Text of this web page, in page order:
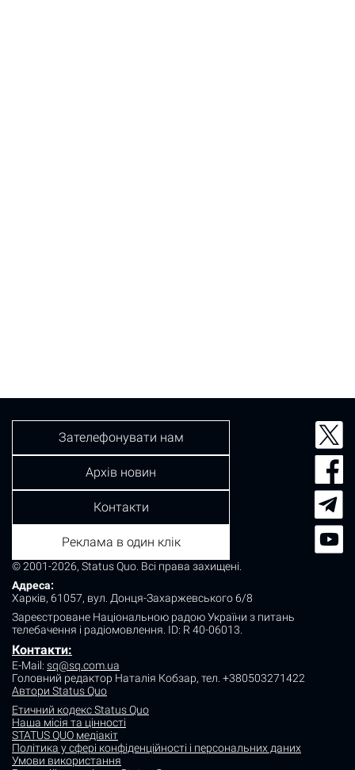
© 2001-2026, Status Quo. Всі права захищені.
Адреса:
Харків, 61057, вул. Донця-Захаржевського 6/8
Зареєстроване Національною радою України з питань
телебачення і радіомовлення. ID: R 40-06013.
Контакти:
E-Mail: sq@sq.com.ua
Головний редактор Наталія Кобзар, тел. +380503271422
Автори Status Quo
Етичний кодекс Status Quo
Наша місія та цінності
STATUS QUO медіакіт
Політика у сфері конфіденційності і персональних даних
Умови використання
Зателефонувати нам
Архів новин
Контакти
Реклама в один клік